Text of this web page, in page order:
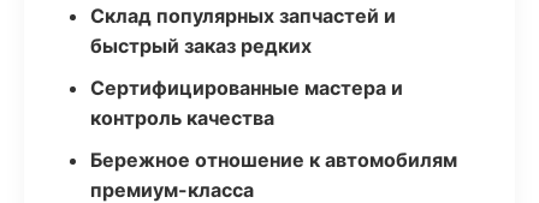
Склад популярных запчастей и
быстрый заказ редких
Сертифицированные мастера и
контроль качества
Бережное отношение к автомобилям
премиум-класса